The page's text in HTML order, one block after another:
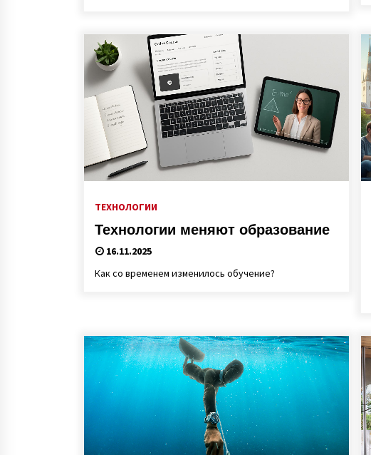
ТЕХНОЛОГИИ
Технологии меняют образование
16.11.2025
Как со временем изменилось обучение?